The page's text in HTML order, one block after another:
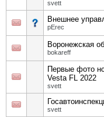
svett
Внешнее
pErec
Воронежская
bokareff
Первые фото
Vesta FL 2022
svett
svett